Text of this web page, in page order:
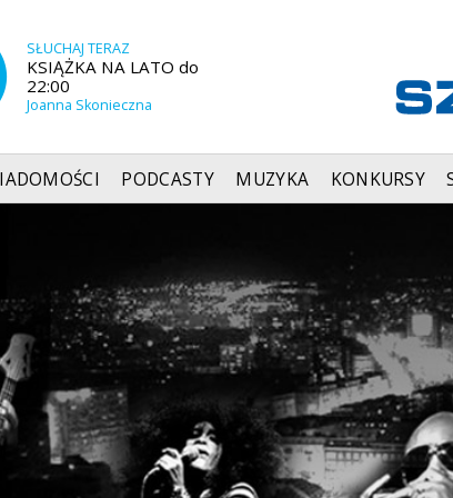
SŁUCHAJ TERAZ
KSIĄŻKA NA LATO do
22:00
Joanna Skonieczna
PODCASTY MUZYKA KONKURSY